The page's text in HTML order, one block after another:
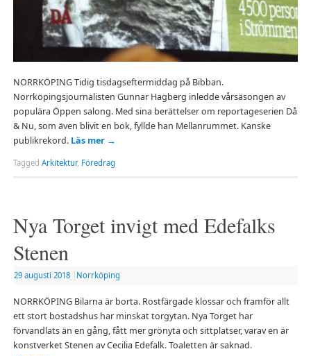
NORRKÖPING Tidig tisdagseftermiddag på Bibban.
Norrköpingsjournalisten Gunnar Hagberg inledde vårsäsongen av
populära Öppen salong. Med sina berättelser om reportageserien Då
& Nu, som även blivit en bok, fyllde han Mellanrummet. Kanske
publikrekord. Läs mer →
Tagged Arkitektur, Föredrag
Nya Torget invigt med Edefalks
Stenen
29 augusti 2018 Norrköping
NORRKÖPING Bilarna är borta. Rostfärgade klossar och framför allt
ett stort bostadshus har minskat torgytan. Nya Torget har
förvandlats än en gång, fått mer grönyta och sittplatser, varav en är
konstverket Stenen av Cecilia Edefalk. Toaletten är saknad.